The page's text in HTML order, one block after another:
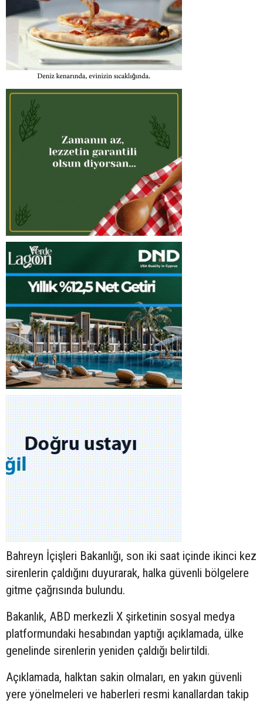
Bahreyn İçişleri Bakanlığı, son iki saat içinde ikinci kez
sirenlerin çaldığını duyurarak, halka güvenli bölgelere
gitme çağrısında bulundu.
Bakanlık, ABD merkezli X şirketinin sosyal medya
platformundaki hesabından yaptığı açıklamada, ülke
genelinde sirenlerin yeniden çaldığı belirtildi.
Açıklamada, halktan sakin olmaları, en yakın güvenli
yere yönelmeleri ve haberleri resmi kanallardan takip